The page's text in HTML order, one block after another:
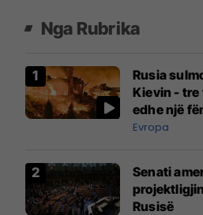
Nga Rubrika
Rusia
Kievin - tre
edhe një
Evropa
Senati
Rusisë